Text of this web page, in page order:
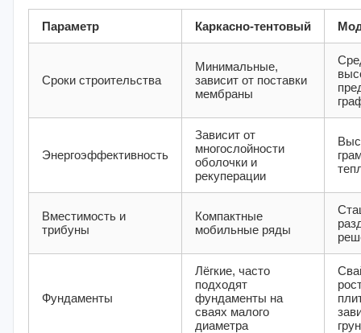
Параметр Каркасно‑тентовый
Сроки строительства
Минимальные,
зависит от поставки
мембраны
Энергоэффективность
Зависит от
многослойности
оболочки и
рекуперации
Вместимость и
трибуны
Компактные
мобильные ряды
Фундаменты
Лёгкие, часто
подходят
фундаменты на
сваях малого
диаметра